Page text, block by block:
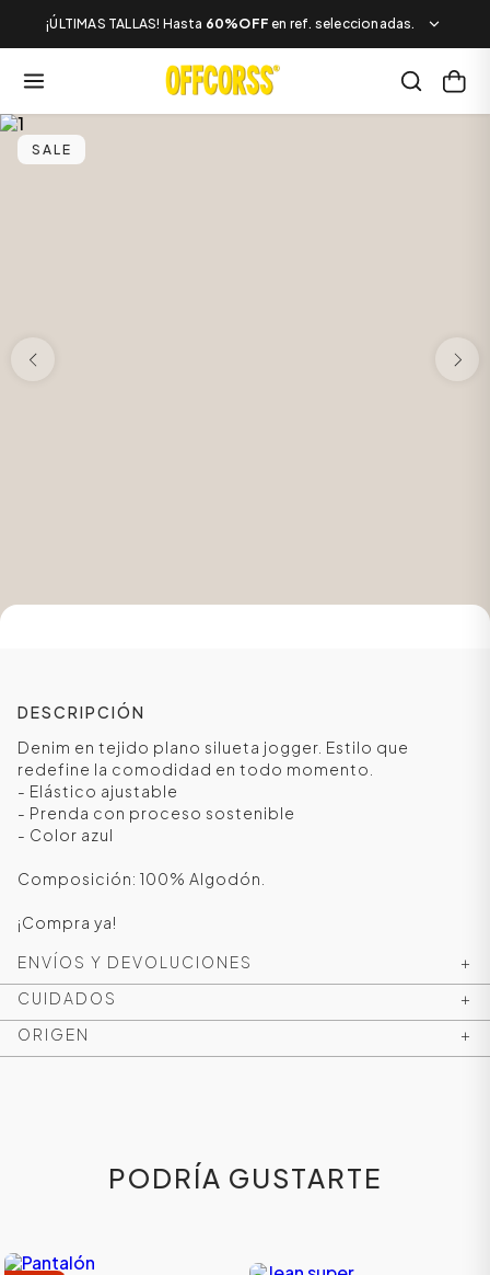
¡ÚLTIMAS TALLAS! Hasta 60%OFF en ref. seleccionadas.
SALE
DESCRIPCIÓN
Denim en tejido plano silueta jogger. Estilo que
redefine la comodidad en todo momento.
- Elástico ajustable
- Prenda con proceso sostenible
- Color azul
Composición: 100% Algodón.
¡Compra ya!
ENVÍOS Y DEVOLUCIONES
+
CUIDADOS
+
ORIGEN
+
PODRÍA GUSTARTE